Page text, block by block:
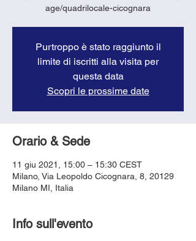
age/quadrilocale-cicognara
Purtroppo è stato raggiunto il
limite di iscritti alla visita per
questa data
Scopri le prossime date
Orario & Sede
11 giu 2021, 15:00 – 15:30 CEST
Milano, Via Leopoldo Cicognara, 8, 20129
Milano MI, Italia
Info sull'evento